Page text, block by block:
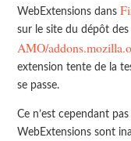
WebExtensions dans
sur le site du dépôt
AMO/
extension tente de la
se passe.
Ce n’est cependant
WebExtensions sont